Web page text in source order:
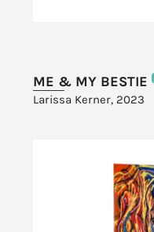
ME & MY BESTIE
Larissa Kerner, 2023